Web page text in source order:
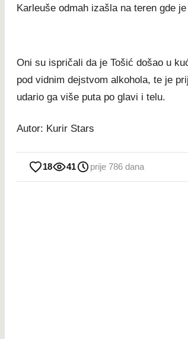
Karleuše odmah izašla na teren gde
Oni su ispričali da je Tošić došao u
pod vidnim dejstvom alkohola, te je
udario ga više puta po glavi i telu.
Autor: Kurir Stars
18 41 prije 786 dana